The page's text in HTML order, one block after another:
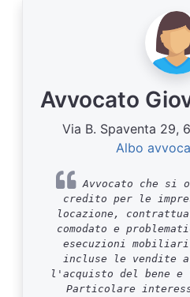
Avvocato
Via B. Spaventa 29,
Albo
Avvocato che si
credito per le
locazione,
comodato e
esecuzioni
incluse le vendite
l'acquisto del bene e
Particolare